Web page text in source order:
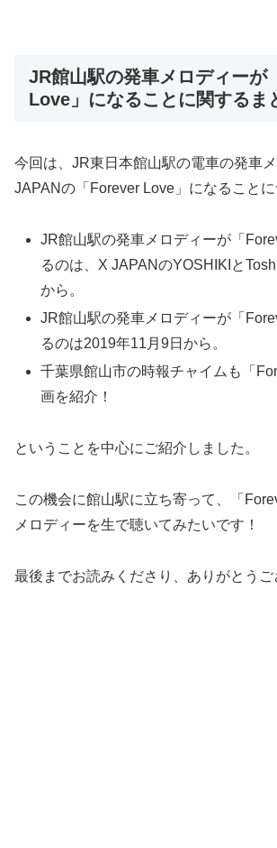
JR館山駅の発車メロディーが
Love」になることに関するま
今回は、JR東日本館山駅の電車の発車
JAPANの「Forever Love」になることに
JR館山駅の発車メロディーが「
るのは、X JAPANのYOSHIKIと
から。
JR館山駅の発車メロディーが「
るのは2019年11月9日から。
千葉県館山市の時報チャイムも「
画を紹介！
ということを中心にご紹介しました。
この機会に館山駅に立ち寄って、「
メロディーを生で聴いてみたいです！
最後までお読みくださり、ありがとうご